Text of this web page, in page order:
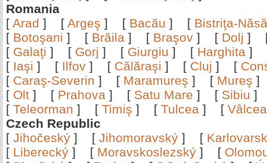
Romania
[ Arad ] [ Argeş ] [ Bacău ] [ Bistriţa-
[ Botoşani ] [ Brăila ] [ Braşov ] [ Dolj ]
[ Galaţi ] [ Gorj ] [ Giurgiu ] [ Harghita ]
[ Iaşi ] [ Ilfov ] [ Călăraşi ] [ Cluj ] [
[ Caraş-Severin ] [ Maramureş ] [ Mureş
[ Olt ] [ Prahova ] [ Satu Mare ] [ Sibiu
[ Teleorman ] [ Timiş ] [ Tulcea ] [
Czech Republic
[ Jihočeský ] [ Jihomoravský ] [
[ Liberecký ] [ Moravskoslezský ] [